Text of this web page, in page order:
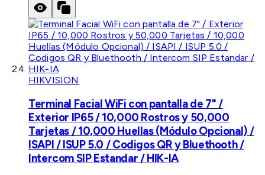
HIKVISION
Terminal Facial WiFi con pantalla de 7" /
Exterior IP65 / 10,000 Rostros y 50,000
Tarjetas / 10,000 Huellas (Módulo Opcional) /
ISAPI / ISUP 5.0 / Codigos QR y Bluethooth /
Intercom SIP Estandar / HIK-IA